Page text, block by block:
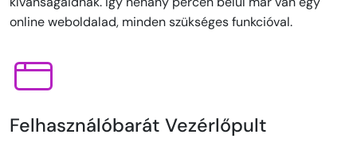
online weboldalad, minden szükséges funkcióval.
Felhasználóbarát Vezérlőpult